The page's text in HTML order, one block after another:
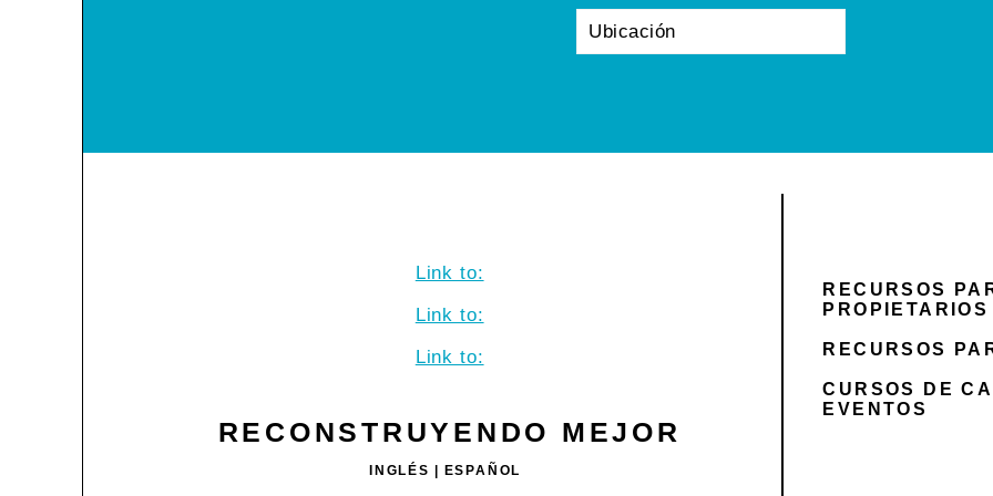
Link to:
Link to:
Link to:
RECONSTRUYENDO MEJOR
INGLÉS ESPAÑOL
RECURSOS
RECURSOS
CURSOS DE
EVENTOS